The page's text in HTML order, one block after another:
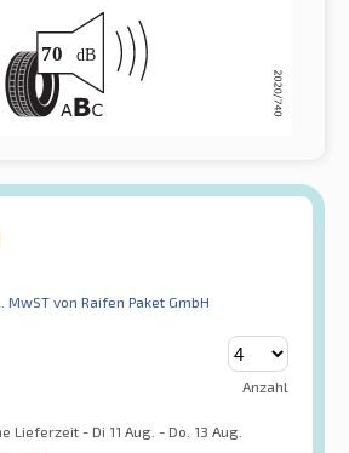
MwST von Raifen Paket GmbH
Anzahl
Lieferzeit - Di 11 Aug. - Do. 13 Aug.